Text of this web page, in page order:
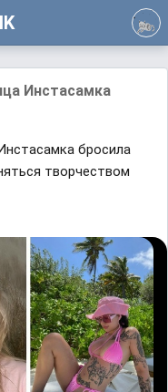
Инстасамка
бросила
творчеством